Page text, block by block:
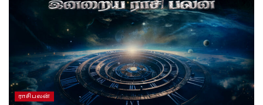
ராசிபலன்